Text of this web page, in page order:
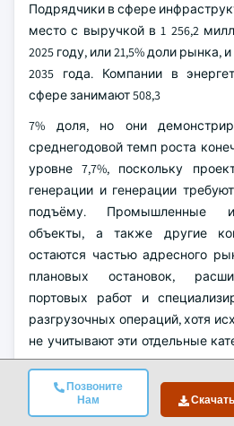
Позвоните
Нам
Подрядчики в сфере
место с выручкой в 1 256,2
2025 году, или 21,5% доли рынка,
2035 года. Компании в
сфере занимают 508,3
7% доля, но они
среднегодовой темп роста
уровне 7,7%, поскольку
генерации и генерации
подъёму. Промышленные и
объекты, а также другие
остаются частью адресного
плановых остановок,
портовых работ и
разгрузочных операций, хотя
не учитывают эти отдельные
группах ориентированы
обученных операторов и
соблюдение планов подъёма,